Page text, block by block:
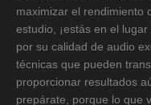
maximizar el rendimiento
estudio, ¡estás en el
por su calidad de audio
técnicas que pueden
proporcionar resultados
prepárate, porque lo que